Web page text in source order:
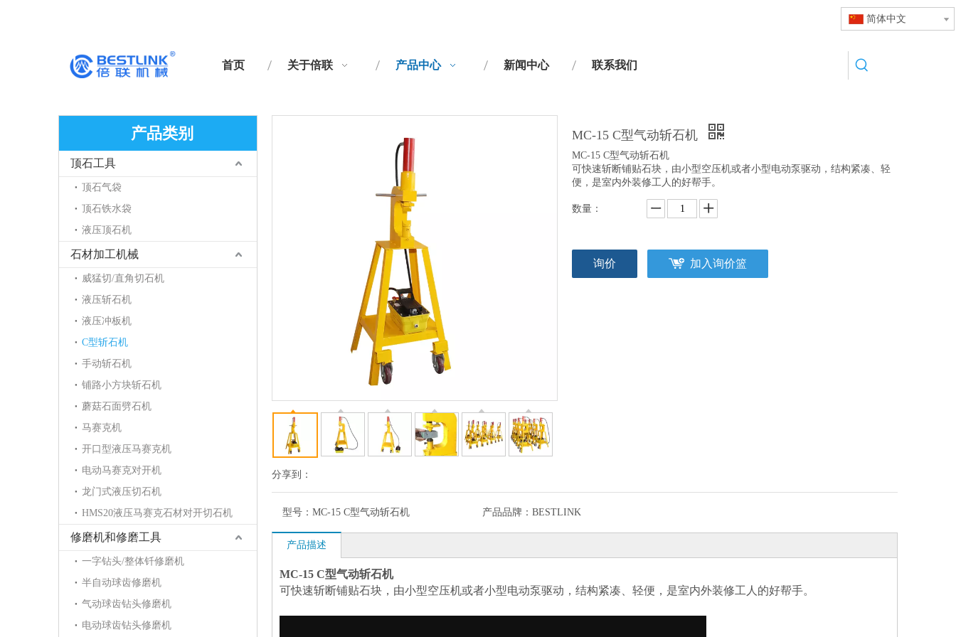
简体中文
首页 关于倍联 产品中心 新闻中心 联系我们
产品类别
顶石工具
顶石气袋
顶石铁水袋
液压顶石机
石材加工机械
威猛切/直角切石机
液压斩石机
液压冲板机
C型斩石机
手动斩石机
铺路小方块斩石机
蘑菇石面劈石机
马赛克机
开口型液压马赛克机
电动马赛克对开机
龙门式液压切石机
HMS20液压马赛克石材对开切石机
修磨机和修磨工具
一字钻头/整体钎修磨机
半自动球齿修磨机
气动球齿钻头修磨机
电动球齿钻头修磨机
分享到：
MC-15 C型气动斩石机
MC-15 C型气动斩石机
可快速斩断铺贴石块，由小型空压机或者小型电动泵驱动，结构紧凑、轻
便，是室内外装修工人的好帮手。
数量：
询价 加入询价篮
型号： MC-15 C型气动斩石机 产品品牌： BESTLINK
产品描述
MC-15 C型气动斩石机
可快速斩断铺贴石块，由小型空压机或者小型电动泵驱动，结构紧凑、轻便，是室内外装修工人的好帮手。